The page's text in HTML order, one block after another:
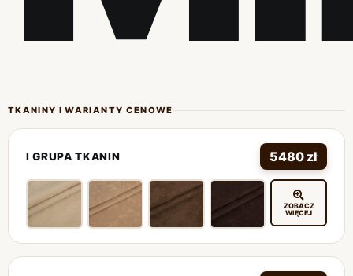
TKANINY I WARIANTY CENOWE
I GRUPA TKANIN 5480 zł
ZOBACZ
WIĘCEJ